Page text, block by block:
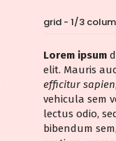
grid - 1/3
Lorem ipsum
elit. Mauris
efficitur sapien
vehicula sem
lectus odio,
bibendum